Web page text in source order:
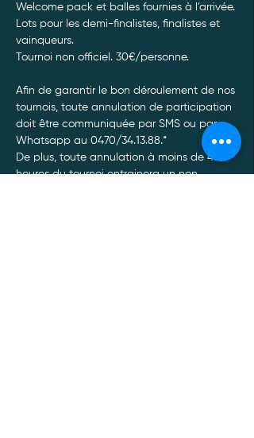
Welcome pack et balles fournies à l’arrivée.
Lots pour les demi-finalistes, finalistes et
vainqueurs.
Tournoi non officiel. 30€/personne.
Afin de garantir le bon déroulement de nos
tournois, toute annulation de participation
doit être communiquée par SMS ou par
Whatsapp au 0470/34.13.88.*
De plus, toute annulation à moins de 48
heures du tournoi entrainera un non